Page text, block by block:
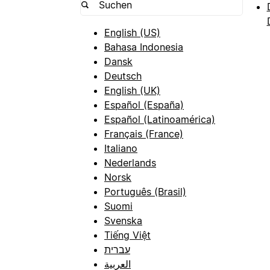
English (US)
Bahasa Indonesia
Dansk
Deutsch
English (UK)
Español (España)
Español (Latinoamérica)
Français (France)
Italiano
Nederlands
Norsk
Português (Brasil)
Suomi
Svenska
Tiếng Việt
עברית
العربية